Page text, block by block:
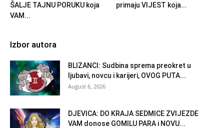
ŠALJE TAJNU PORUKU koja
VAM...
primaju VIJEST koja...
Izbor autora
BLIZANCI: Sudbina sprema preokret u
ljubavi, novcu i karijeri, OVOG PUTA...
August 6, 2026
DJEVICA: DO KRAJA SEDMICE ZVIJEZDE
VAM donose GOMILU PARA i NOVU...